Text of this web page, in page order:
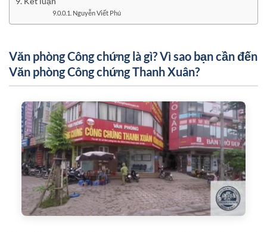
Nguyễn Viết Phú
Văn phòng Công chứng là gì? Vì sao bạn cần đến
Văn phòng Công chứng Thanh Xuân?